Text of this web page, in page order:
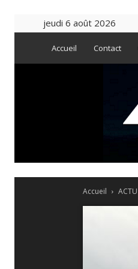
jeudi 6 août 2026
Accueil Contact
Accueil ACTU